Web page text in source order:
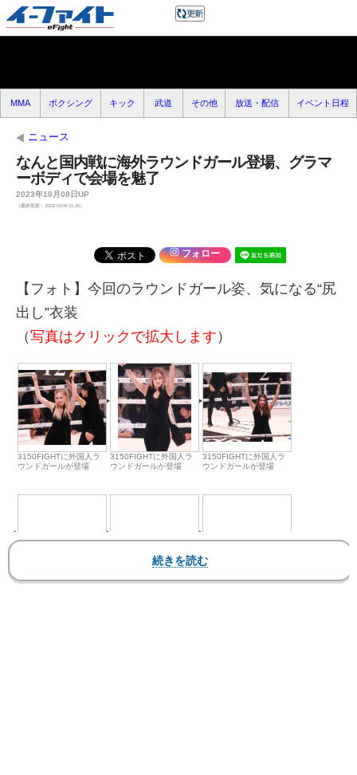
MMA ボクシング キック 武道 その他 放送・配信 イベント日程
ニュース
なんと国内戦に海外ラウンドガール登場、グラマ
ーボディで会場を魅了
2023年10月08日UP
（最終更新：2023/10/09 21:26）
フォロー
【フォト】今回のラウンドガール姿、気になる“尻
出し”衣装
（写真はクリックで拡大します ）
3150FIGHTに外国人ラ
ウンドガールが登場
3150FIGHTに外国人ラ
ウンドガールが登場
3150FIGHTに外国人ラ
ウンドガールが登場